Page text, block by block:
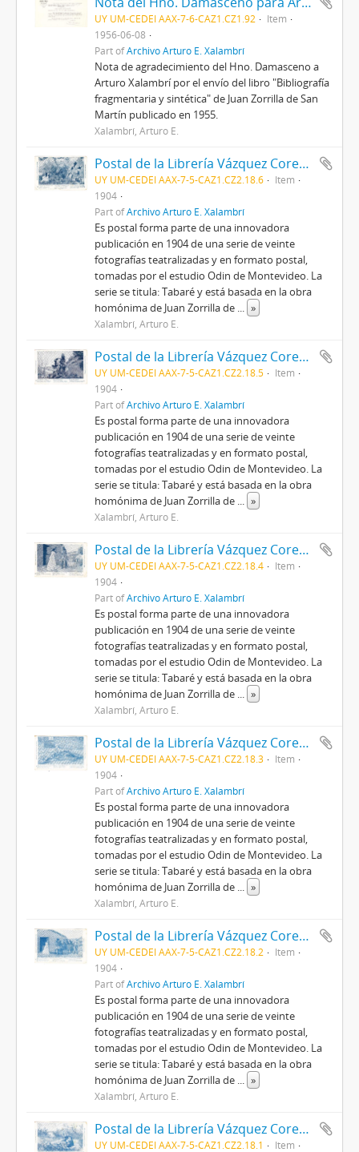
UY UM-CEDEI AAX-7-6-CAZ1.CZ1.92
Item
1956-06-08
Part ofArchivo Arturo E. Xalambrí
Nota de agradecimiento del Hno. Damasceno a
Arturo Xalambrí por el envío del libro "Bibliografía
fragmentaria y sintética" de Juan Zorrilla de San
Martín publicado en 1955.
Xalambrí, Arturo E.
Postal de la Librería Vázquez Cores con fotografía teatralizada de "Tabaré" de Juan Zorrilla de San Martín
UY UM-CEDEI AAX-7-5-CAZ1.CZ2.18.6
Item
1904
Part ofArchivo Arturo E. Xalambrí
Es postal forma parte de una innovadora
publicación en 1904 de una serie de veinte
fotografías teatralizadas y en formato postal,
tomadas por el estudio Odin de Montevideo. La
serie se titula: Tabaré y está basada en la obra
homónima de Juan Zorrilla de ... »
Xalambrí, Arturo E.
Postal de la Librería Vázquez Cores con fotografía teatralizada de "Tabaré" de Juan Zorrilla de San Martín
UY UM-CEDEI AAX-7-5-CAZ1.CZ2.18.5
Item
1904
Part ofArchivo Arturo E. Xalambrí
Es postal forma parte de una innovadora
publicación en 1904 de una serie de veinte
fotografías teatralizadas y en formato postal,
tomadas por el estudio Odin de Montevideo. La
serie se titula: Tabaré y está basada en la obra
homónima de Juan Zorrilla de ... »
Xalambrí, Arturo E.
Postal de la Librería Vázquez Cores con fotografía teatralizada de "Tabaré" de Juan Zorrilla de San Martín
UY UM-CEDEI AAX-7-5-CAZ1.CZ2.18.4
Item
1904
Part ofArchivo Arturo E. Xalambrí
Es postal forma parte de una innovadora
publicación en 1904 de una serie de veinte
fotografías teatralizadas y en formato postal,
tomadas por el estudio Odin de Montevideo. La
serie se titula: Tabaré y está basada en la obra
homónima de Juan Zorrilla de ... »
Xalambrí, Arturo E.
Postal de la Librería Vázquez Cores con fotografía teatralizada de "Tabaré" de Juan Zorrilla de San Martín
UY UM-CEDEI AAX-7-5-CAZ1.CZ2.18.3
Item
1904
Part ofArchivo Arturo E. Xalambrí
Es postal forma parte de una innovadora
publicación en 1904 de una serie de veinte
fotografías teatralizadas y en formato postal,
tomadas por el estudio Odin de Montevideo. La
serie se titula: Tabaré y está basada en la obra
homónima de Juan Zorrilla de ... »
Xalambrí, Arturo E.
Postal de la Librería Vázquez Cores con fotografía teatralizada de "Tabaré" de Juan Zorrilla de San Martín
UY UM-CEDEI AAX-7-5-CAZ1.CZ2.18.2
Item
1904
Part ofArchivo Arturo E. Xalambrí
Es postal forma parte de una innovadora
publicación en 1904 de una serie de veinte
fotografías teatralizadas y en formato postal,
tomadas por el estudio Odin de Montevideo. La
serie se titula: Tabaré y está basada en la obra
homónima de Juan Zorrilla de ... »
Xalambrí, Arturo E.
Postal de la Librería Vázquez Cores con fotografía teatralizada de "Tabaré" de Juan Zorrilla de San Martín
UY UM-CEDEI AAX-7-5-CAZ1.CZ2.18.1
Item